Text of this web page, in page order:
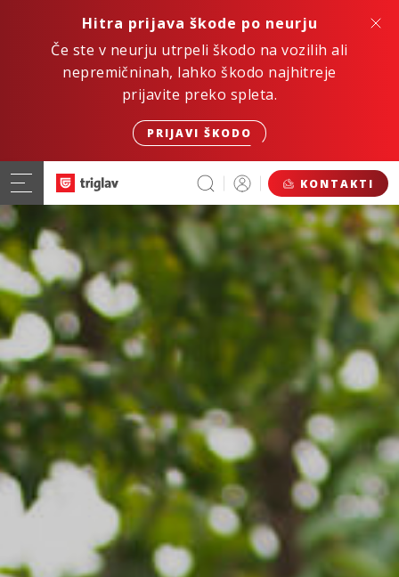
Hitra prijava škode po neurju
Če ste v neurju utrpeli škodo na vozilih ali
nepremičninah, lahko škodo najhitreje
prijavite preko spleta.
PRIJAVI ŠKODO
KONTAKTI